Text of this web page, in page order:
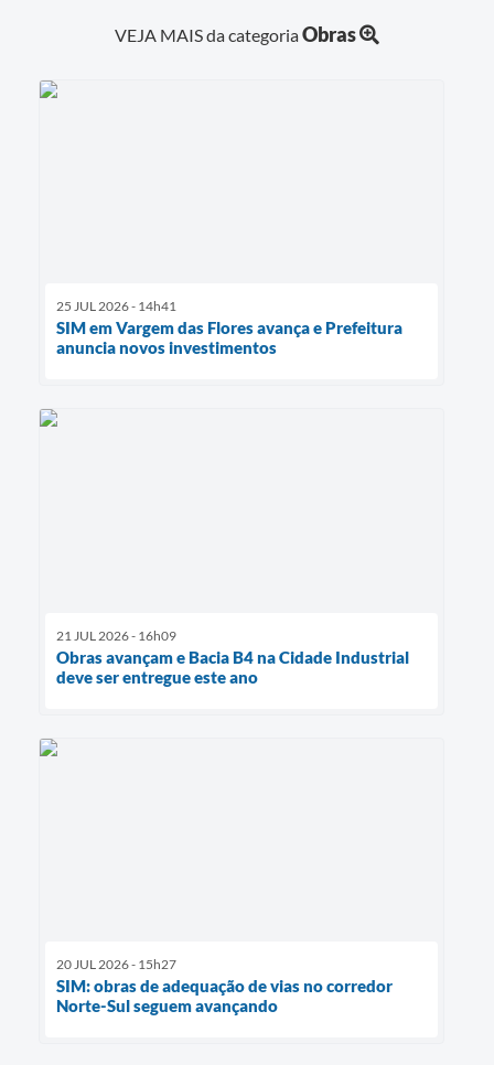
VEJA MAIS da categoriaObras
25 JUL 2026 - 14h41
SIM em Vargem das Flores avança e Prefeitura
anuncia novos investimentos
21 JUL 2026 - 16h09
Obras avançam e Bacia B4 na Cidade Industrial
deve ser entregue este ano
20 JUL 2026 - 15h27
SIM: obras de adequação de vias no corredor
Norte-Sul seguem avançando